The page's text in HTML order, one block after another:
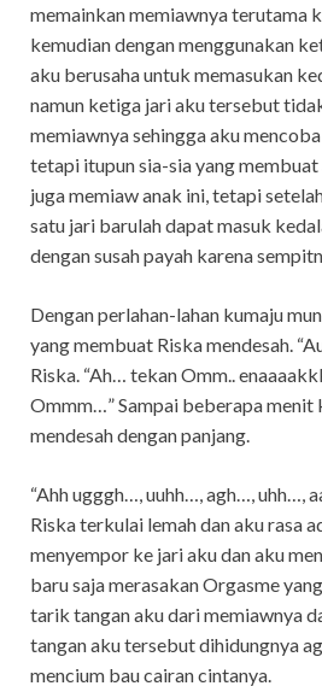
memainkan memiawnya terutama
kemudian dengan menggunakan
aku berusaha untuk memasukan
namun ketiga jari aku tersebut
memiawnya sehingga aku
tetapi itupun sia-sia yang
juga memiaw anak ini, tetapi
satu jari barulah dapat masuk
dengan susah payah karena
Dengan perlahan-lahan kumaju
yang membuat Riska mendesah.
Riska. “Ah… tekan Omm..
Ommm…” Sampai beberapa menit
mendesah dengan panjang.
“Ahh ugggh…, uuhh…, agh…, uhh…,
Riska terkulai lemah dan aku rasa
menyempor ke jari aku dan aku
baru saja merasakan Orgasme
tarik tangan aku dari memiawnya
tangan aku tersebut dihidungnya
mencium bau cairan cintanya.